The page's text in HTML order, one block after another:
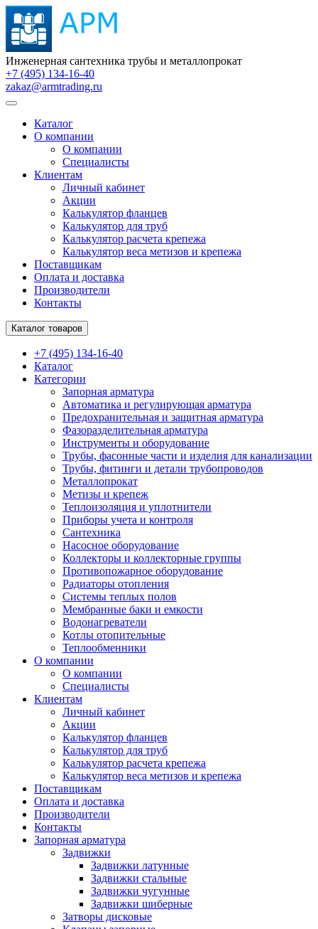
Инженерная сантехника трубы и металлопрокат
+7 (495) 134-16-40
zakaz@armtrading.ru
Каталог
О компании
О компании
Специалисты
Клиентам
Личный кабинет
Акции
Калькулятор фланцев
Калькулятор для труб
Калькулятор расчета крепежа
Калькулятор веса метизов и крепежа
Поставщикам
Оплата и доставка
Производители
Контакты
Каталог товаров
+7 (495) 134-16-40
Каталог
Категории
Запорная арматура
Автоматика и регулирующая арматура
Предохранительная и защитная арматура
Фазоразделительная арматура
Инструменты и оборудование
Трубы, фасонные части и изделия для канализации
Трубы, фитинги и детали трубопроводов
Металлопрокат
Метизы и крепеж
Теплоизоляция и уплотнители
Приборы учета и контроля
Сантехника
Насосное оборудование
Коллекторы и коллекторные группы
Противопожарное оборудование
Радиаторы отопления
Системы теплых полов
Мембранные баки и емкости
Водонагреватели
Котлы отопительные
Теплообменники
О компании
О компании
Специалисты
Клиентам
Личный кабинет
Акции
Калькулятор фланцев
Калькулятор для труб
Калькулятор расчета крепежа
Калькулятор веса метизов и крепежа
Поставщикам
Оплата и доставка
Производители
Контакты
Запорная арматура
Задвижки
Задвижки латунные
Задвижки стальные
Задвижки чугунные
Задвижки шиберные
Затворы дисковые